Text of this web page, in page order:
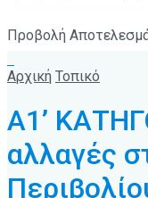
Προβολή
Αρχική Τοπικό
Α1’
αλλαγές